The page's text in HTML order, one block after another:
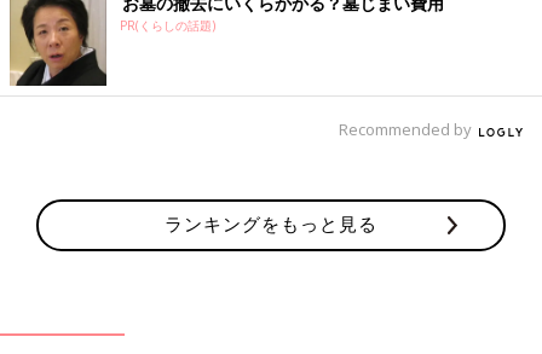
PR(くらしの話題)
Recommended by
ランキングをもっと見る